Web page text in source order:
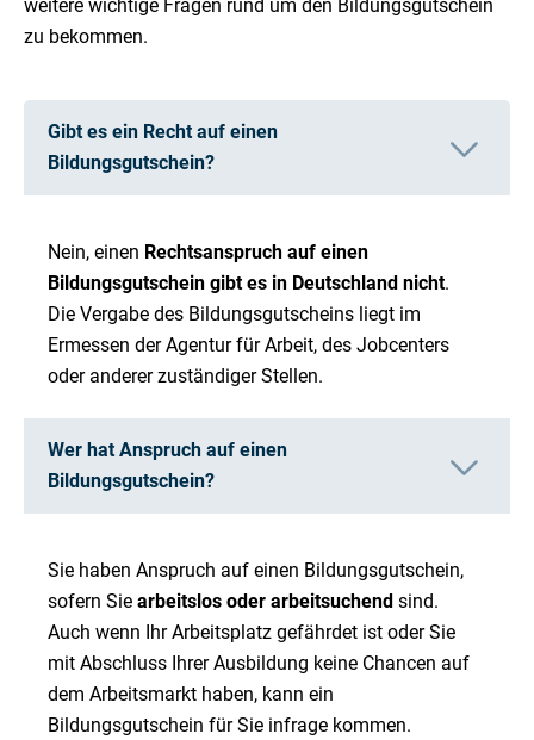
weitere wichtige Fragen rund um den Bildungsgutschein
zu bekommen.
Gibt es ein Recht auf einen
Bildungsgutschein?
Nein, einen Rechtsanspruch auf einen
Bildungsgutschein gibt es in Deutschland nicht.
Die Vergabe des Bildungsgutscheins liegt im
Ermessen der Agentur für Arbeit, des Jobcenters
oder anderer zuständiger Stellen.
Wer hat Anspruch auf einen
Bildungsgutschein?
Sie haben Anspruch auf einen Bildungsgutschein,
sofern Sie arbeitslos oder arbeitsuchend sind.
Auch wenn Ihr Arbeitsplatz gefährdet ist oder Sie
mit Abschluss Ihrer Ausbildung keine Chancen auf
dem Arbeitsmarkt haben, kann ein
Bildungsgutschein für Sie infrage kommen.